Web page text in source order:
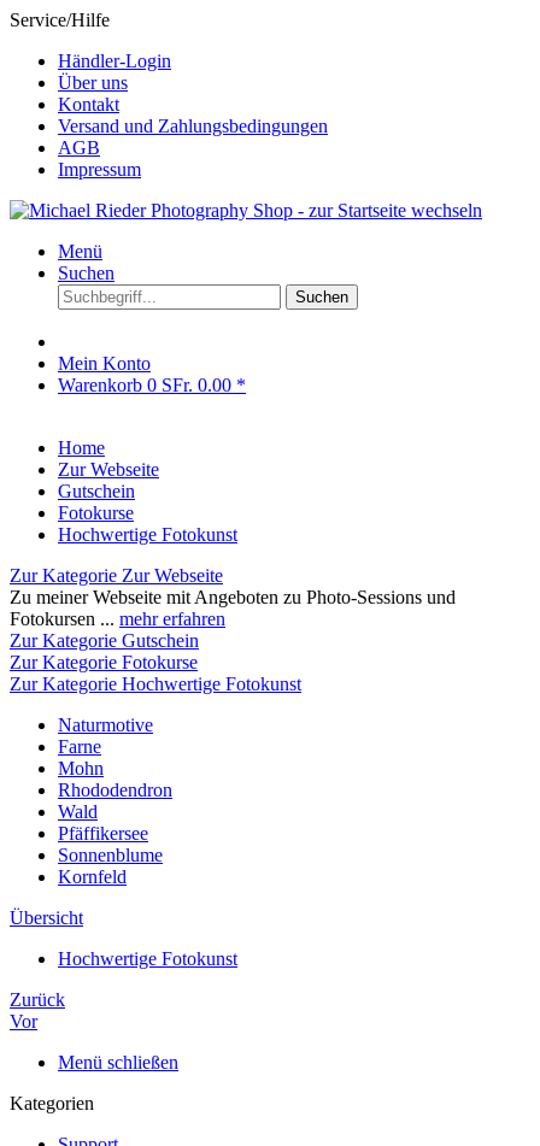
Service/Hilfe
Händler-Login
Über uns
Kontakt
Versand und Zahlungsbedingungen
AGB
Impressum
Menü
Suchen
Suchen
Mein Konto
Warenkorb 0 SFr. 0.00 *
Home
Zur Webseite
Gutschein
Fotokurse
Hochwertige Fotokunst
Zur Kategorie Zur Webseite
Zu meiner Webseite mit Angeboten zu Photo-Sessions und
Fotokursen ... mehr erfahren
Zur Kategorie Gutschein
Zur Kategorie Fotokurse
Zur Kategorie Hochwertige Fotokunst
Naturmotive
Farne
Mohn
Rhododendron
Wald
Pfäffikersee
Sonnenblume
Kornfeld
Übersicht
Hochwertige Fotokunst
Zurück
Vor
Menü schließen
Kategorien